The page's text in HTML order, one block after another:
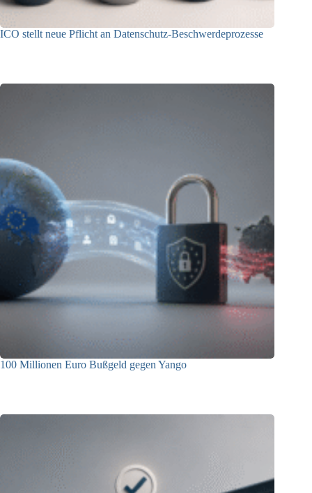
ICO stellt neue Pflicht an Datenschutz-Beschwerdeprozesse
100 Millionen Euro Bußgeld gegen Yango